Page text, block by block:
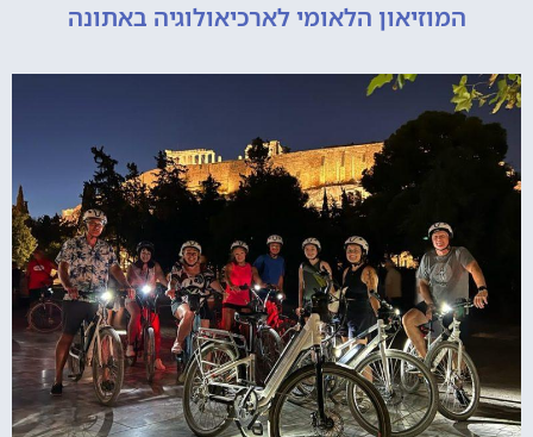
הלאומי לארכיאולוגיה באתונה